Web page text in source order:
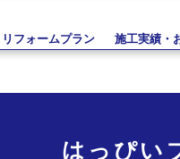
リフォームプラン 施工実績・
はっぴい